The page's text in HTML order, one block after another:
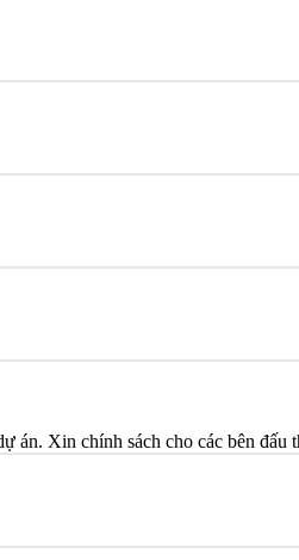
án. Xin chính sách cho các bên đấu